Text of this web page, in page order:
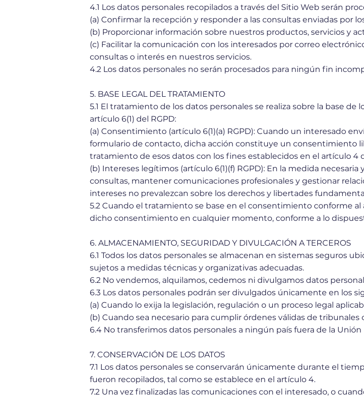
4.1 Los datos personales recopilados a través del Sitio Web serán
(a) Confirmar la recepción y responder a las consultas enviadas por
(b) Proporcionar información sobre nuestros productos, servicios y
(c) Facilitar la comunicación con los interesados por correo
consultas o interés en nuestros servicios.
4.2 Los datos personales no serán procesados para ningún fin
5. BASE LEGAL DEL TRATAMIENTO
5.1 El tratamiento de los datos personales se realiza sobre la base
artículo 6(1) del RGPD:
(a) Consentimiento (artículo 6(1)(a) RGPD): Cuando un interesado
formulario de contacto, dicha acción constituye un consentimiento
tratamiento de esos datos con los fines establecidos en el artículo 4
(b) Intereses legítimos (artículo 6(1)(f) RGPD): En la medida
consultas, mantener comunicaciones profesionales y gestionar
intereses no prevalezcan sobre los derechos y libertades
5.2 Cuando el tratamiento se base en el consentimiento conforme al
dicho consentimiento en cualquier momento, conforme a lo
6. ALMACENAMIENTO, SEGURIDAD Y DIVULGACIÓN A TERCEROS
6.1 Todos los datos personales se almacenan en sistemas seguros
sujetos a medidas técnicas y organizativas adecuadas.
6.2 No vendemos, alquilamos, cedemos ni divulgamos datos
6.3 Los datos personales podrán ser divulgados únicamente en los
(a) Cuando lo exija la legislación, regulación o un proceso legal
(b) Cuando sea necesario para cumplir órdenes válidas de
6.4 No transferimos datos personales a ningún país fuera de la
7. CONSERVACIÓN DE LOS DATOS
7.1 Los datos personales se conservarán únicamente durante el
fueron recopilados, tal como se establece en el artículo 4.
7.2 Una vez finalizadas las comunicaciones con el interesado, o